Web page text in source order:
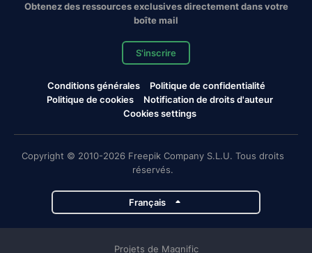
Obtenez des ressources exclusives directement dans votre
boîte mail
S'inscrire
Conditions générales
Politique de confidentialité
Politique de cookies
Notification de droits d'auteur
Cookies settings
Copyright © 2010-2026 Freepik Company S.L.U. Tous droits
réservés.
Français
Projets de Magnific